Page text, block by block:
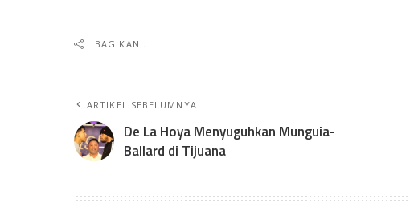
BAGIKAN..
ARTIKEL SEBELUMNYA
De La Hoya Menyuguhkan Munguia-
Ballard di Tijuana